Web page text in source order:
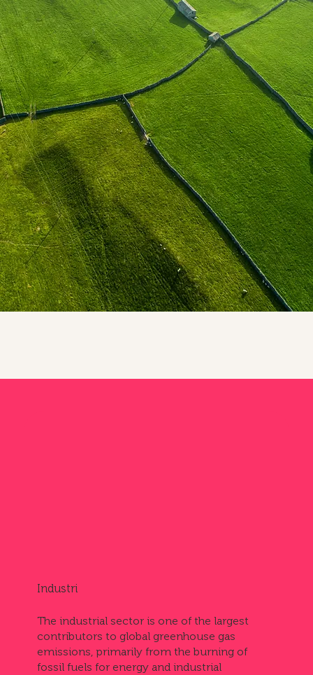
Industri
The industrial sector is one of the largest
contributors to global greenhouse gas
emissions, primarily from the burning of
fossil fuels for energy and industrial